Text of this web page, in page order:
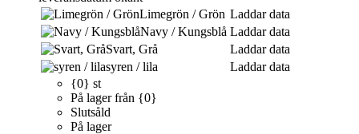
Limegrön / Grön Laddar data
Navy / Kungsblå Laddar data
Svart, Grå
Laddar data
syren / lila
Laddar data
{0} st
På lager från {0}
Slutsåld
På lager